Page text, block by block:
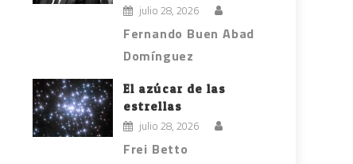
julio 28, 2026
Fernando Buen Abad
Domínguez
El azúcar de las
estrellas
julio 28, 2026
Frei Betto